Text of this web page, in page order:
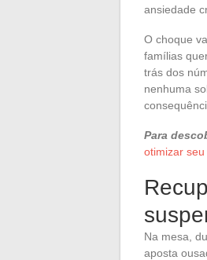
ansiedade
O choque
famílias
trás dos
nenhuma
Para
otimizar
Na mesa,
aposta